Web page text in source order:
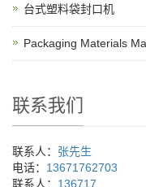
台式塑料袋封口机
Packaging Materials
联系我们
联系人： 张先生
电话： 13671762703
联系人： 136717